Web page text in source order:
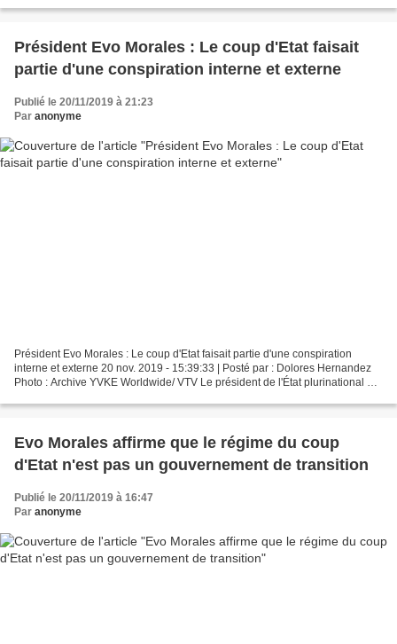
Président Evo Morales : Le coup d'Etat faisait
partie d'une conspiration interne et externe
Publié le 20/11/2019 à 21:23
Par anonyme
Président Evo Morales : Le coup d'Etat faisait partie d'une conspiration
interne et externe 20 nov. 2019 - 15:39:33 | Posté par : Dolores Hernandez
Photo : Archive YVKE Worldwide/ VTV Le président de l'État plurinational de
Evo Morales affirme que le régime du coup
d'Etat n'est pas un gouvernement de transition
Publié le 20/11/2019 à 16:47
Par anonyme